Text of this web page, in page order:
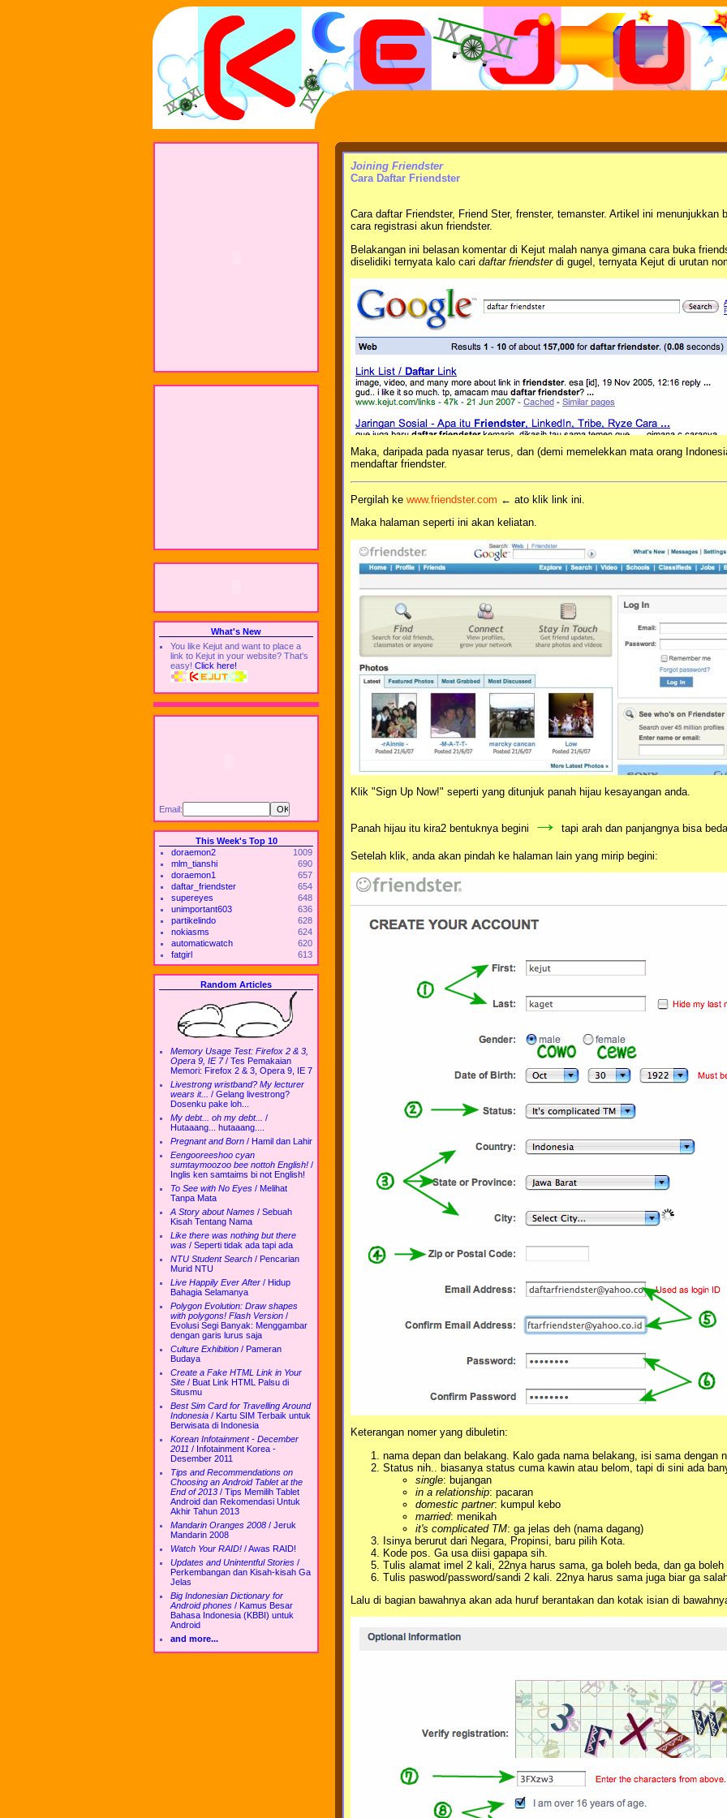
What's New
You like Kejut and want to place a
link to Kejut in your website? That's
easy! Click here!
Email:
This Week's Top 10
doraemon2
1009
mlm_tianshi
690
doraemon1
657
daftar_friendster
654
supereyes
648
unimportant603
636
partikelindo
628
nokiasms
624
automaticwatch
620
fatgirl
613
Random Articles
Memory Usage Test: Firefox 2 & 3,
Opera 9, IE 7/ Tes Pemakaian
Memori: Firefox 2 & 3, Opera 9, IE 7
Livestrong wristband? My lecturer
wears it...
/ Gelang livestrong?
Dosenku pake loh...
My debt... oh my debt...
/
Hutaaang... hutaaang....
Pregnant and Born / Hamil dan Lahir
Eengooreeshoo cyan
sumtaymoozoo bee nottoh English! /
Inglis ken samtaims bi not English!
To See with No Eyes / Melihat
Tanpa Mata
A Story about Names / Sebuah
Kisah Tentang Nama
Like there was nothing but there
was / Seperti tidak ada tapi ada
NTU Student Search / Pencarian
Murid NTU
Live Happily Ever After / Hidup
Bahagia Selamanya
Polygon Evolution: Draw shapes
with polygons! Flash Version /
Evolusi Segi Banyak: Menggambar
dengan garis lurus saja
Culture Exhibition / Pameran
Budaya
Create a Fake HTML Link in Your
Site / Buat Link HTML Palsu di
Situsmu
Best Sim Card for Travelling Around
Indonesia / Kartu SIM Terbaik untuk
Berwisata di Indonesia
Korean Infotainment - December
2011 / Infotainment Korea -
Desember 2011
Tips and Recommendations on
Choosing an Android Tablet at the
End of 2013 / Tips Memilih Tablet
Android dan Rekomendasi Untuk
Akhir Tahun 2013
Mandarin Oranges 2008 / Jeruk
Mandarin 2008
Watch Your RAID! /Awas RAID!
Updates and Unintentful Stories /
Perkembangan dan Kisah-kisah Ga
Jelas
Big Indonesian Dictionary for
Android phones / Kamus Besar
Bahasa Indonesia (KBBI) untuk
Android
and more...
Joining Friendster
Cara Daftar Friendster
Cara daftar Friendster, Friend Ster, frenster, temanster. Artikel ini menunjukkan
cara registrasi akun friendster.
Belakangan ini belasan komentar di Kejut malah nanya gimana cara buka
diselidiki ternyata kalo cari daftar friendsterdi gugel, ternyata Kejut di urutan
Maka, daripada pada nyasar terus, dan (demi memelekkan mata orang
mendaftar friendster.
Pergilah ke www.friendster.com ← ato klik link ini.
Maka halaman seperti ini akan keliatan.
Klik "Sign Up Now!" seperti yang ditunjuk panah hijau kesayangan anda.
Panah hijau itu kira2 bentuknya begini → tapi arah dan panjangnya bisa
Setelah klik, anda akan pindah ke halaman lain yang mirip begini:
Keterangan nomer yang dibuletin:
nama depan dan belakang. Kalo gada nama belakang, isi sama dengan
Status nih.. biasanya status cuma kawin atau belom, tapi di sini ada
single: bujangan
in a relationship: pacaran
domestic partner: kumpul kebo
married: menikah
it's complicated TM: ga jelas deh (nama dagang)
Isinya berurut dari Negara, Propinsi, baru pilih Kota.
Kode pos. Ga usa diisi gapapa sih.
Tulis alamat imel 2 kali, 22nya harus sama, ga boleh beda, dan ga
Tulis paswod/password/sandi 2 kali. 22nya harus sama juga biar ga
Lalu di bagian bawahnya akan ada huruf berantakan dan kotak isian di